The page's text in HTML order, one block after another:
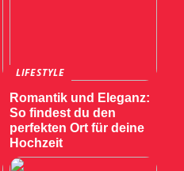
LIFESTYLE
Romantik und Eleganz:
So findest du den
perfekten Ort für deine
Hochzeit